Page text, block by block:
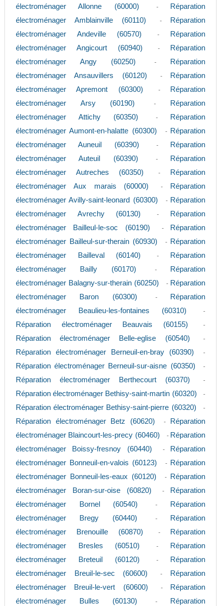
électroménager Allonne (60000)
-
Réparation
électroménager Amblainville (60110)
-
Réparation
électroménager Andeville (60570)
-
Réparation
électroménager Angicourt (60940)
-
Réparation
électroménager Angy (60250)
-
Réparation
électroménager Ansauvillers (60120)
-
Réparation
électroménager Apremont (60300)
-
Réparation
électroménager Arsy (60190)
-
Réparation
électroménager Attichy (60350)
-
Réparation
électroménager Aumont-en-halatte (60300)
- Réparation
électroménager Auneuil (60390)
-
Réparation
électroménager Auteuil (60390)
-
Réparation
électroménager Autreches (60350)
-
Réparation
électroménager Aux marais (60000)
-
Réparation
électroménager Avilly-saint-leonard (60300)
- Réparation
électroménager Avrechy (60130)
-
Réparation
électroménager Bailleul-le-soc (60190)
-
Réparation
électroménager Bailleul-sur-therain (60930)
- Réparation
électroménager Bailleval (60140)
-
Réparation
électroménager Bailly (60170)
-
Réparation
électroménager Balagny-sur-therain (60250)
- Réparation
électroménager Baron (60300)
-
Réparation
électroménager Beaulieu-les-fontaines (60310)
-
Réparation électroménager Beauvais (60155) -
Réparation électroménager Belle-eglise (60540) -
Réparation électroménager Berneuil-en-bray (60390) -
Réparation électroménager Berneuil-sur-aisne (60350) -
Réparation électroménager Berthecourt (60370) -
Réparation électroménager Bethisy-saint-martin (60320) -
Réparation électroménager Bethisy-saint-pierre (60320) -
Réparation électroménager Betz (60620) -
Réparation
électroménager Blaincourt-les-precy (60460)
- Réparation
électroménager Boissy-fresnoy (60440)
-
Réparation
électroménager Bonneuil-en-valois (60123)
- Réparation
électroménager Bonneuil-les-eaux (60120)
-
Réparation
électroménager Boran-sur-oise (60820)
-
Réparation
électroménager Bornel (60540)
-
Réparation
électroménager Bregy (60440)
-
Réparation
électroménager Brenouille (60870)
-
Réparation
électroménager Bresles (60510)
-
Réparation
électroménager Breteuil (60120)
-
Réparation
électroménager Breuil-le-sec (60600)
-
Réparation
électroménager Breuil-le-vert (60600)
-
Réparation
électroménager Bulles (60130)
-
Réparation